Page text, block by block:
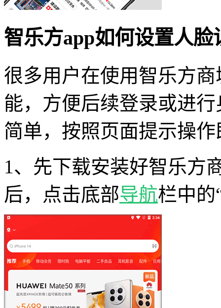
智乐方app如何设置人脸
很多用户在使用智乐方
能，方便后续登录或进
简单，按照页面提示操
1、先下载安装好智乐方
后，点击底部导航栏中的